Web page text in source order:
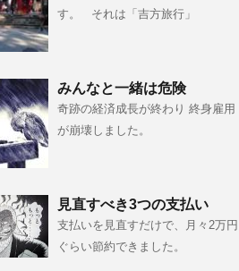
す。 それは「吉方旅行」
みんなと一緒は危険
奇跡の経済成長が終わり 終身雇用
が崩壊しました。
見直すべき3つの支払い
支払いを見直すだけで、月々2万円
ぐらい節約できました。